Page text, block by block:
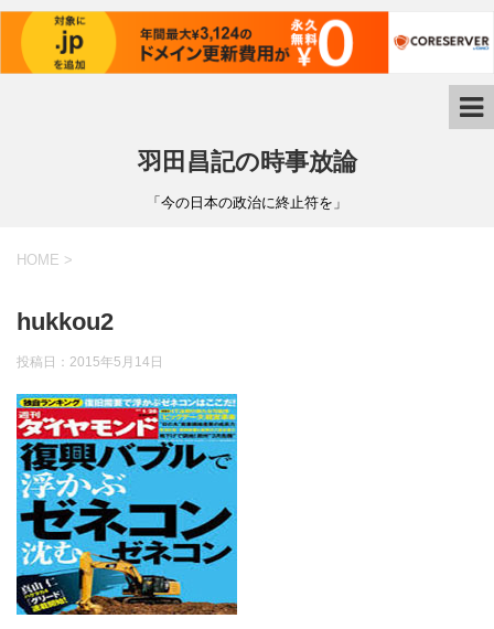
羽田昌記の時事放論
「今の日本の政治に終止符を」
HOME >
hukkou2
投稿日： 2015年5月14日